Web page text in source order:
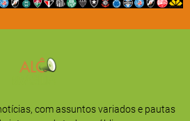
com assuntos variados e pautas